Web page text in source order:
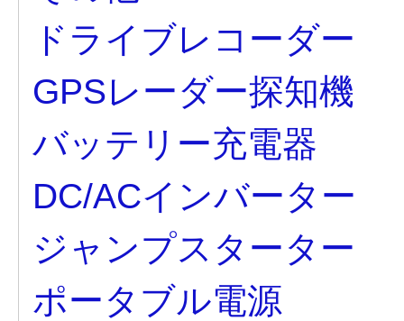
ドライブレコーダー
GPSレーダー探知機
バッテリー充電器
DC/ACインバーター
ジャンプスターター
ポータブル電源